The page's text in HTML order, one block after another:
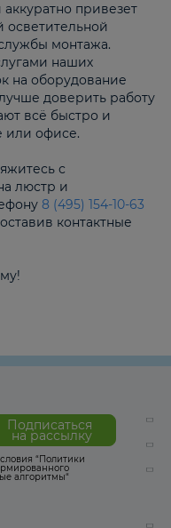
привезет
осветительной
монтажа.
наших
на оборудование
доверить работу
всё быстро и
или офисе.
с
люстр и
8 (495) 154-10-63
контактные
Подписаться
на рассылку
“Политики
алгоритмы“